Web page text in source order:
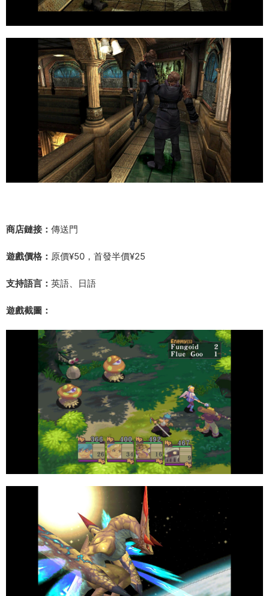
商店鏈接： 傳送門
遊戲價格： 原價¥50，首發半價¥25
支持語言： 英語、日語
遊戲截圖：